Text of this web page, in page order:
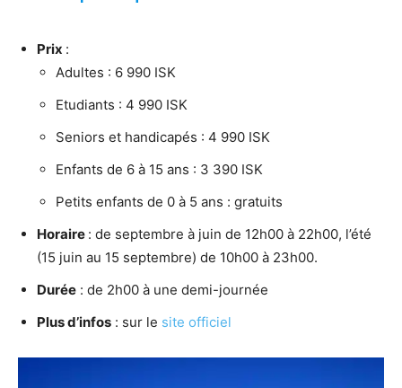
Prix :
Adultes : 6 990 ISK
Etudiants : 4 990 ISK
Seniors et handicapés : 4 990 ISK
Enfants de 6 à 15 ans : 3 390 ISK
Petits enfants de 0 à 5 ans : gratuits
Horaire : de septembre à juin de 12h00 à 22h00, l’été
(15 juin au 15 septembre) de 10h00 à 23h00.
Durée : de 2h00 à une demi-journée
Plus d’infos : sur le site officiel